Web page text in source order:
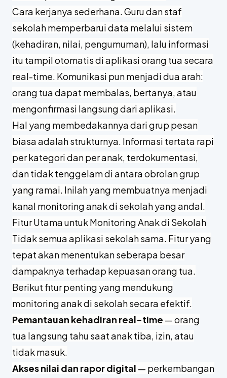
Cara kerjanya sederhana. Guru dan staf
sekolah memperbarui data melalui sistem
(kehadiran, nilai, pengumuman), lalu informasi
itu tampil otomatis di aplikasi orang tua secara
real-time. Komunikasi pun menjadi dua arah:
orang tua dapat membalas, bertanya, atau
mengonfirmasi langsung dari aplikasi.
Hal yang membedakannya dari grup pesan
biasa adalah strukturnya. Informasi tertata rapi
per kategori dan per anak, terdokumentasi,
dan tidak tenggelam di antara obrolan grup
yang ramai. Inilah yang membuatnya menjadi
kanal monitoring anak di sekolah yang andal.
Fitur Utama untuk Monitoring Anak di Sekolah
Tidak semua aplikasi sekolah sama. Fitur yang
tepat akan menentukan seberapa besar
dampaknya terhadap kepuasan orang tua.
Berikut fitur penting yang mendukung
monitoring anak di sekolah secara efektif.
Pemantauan kehadiran real-time — orang
tua langsung tahu saat anak tiba, izin, atau
tidak masuk.
Akses nilai dan rapor digital — perkembangan